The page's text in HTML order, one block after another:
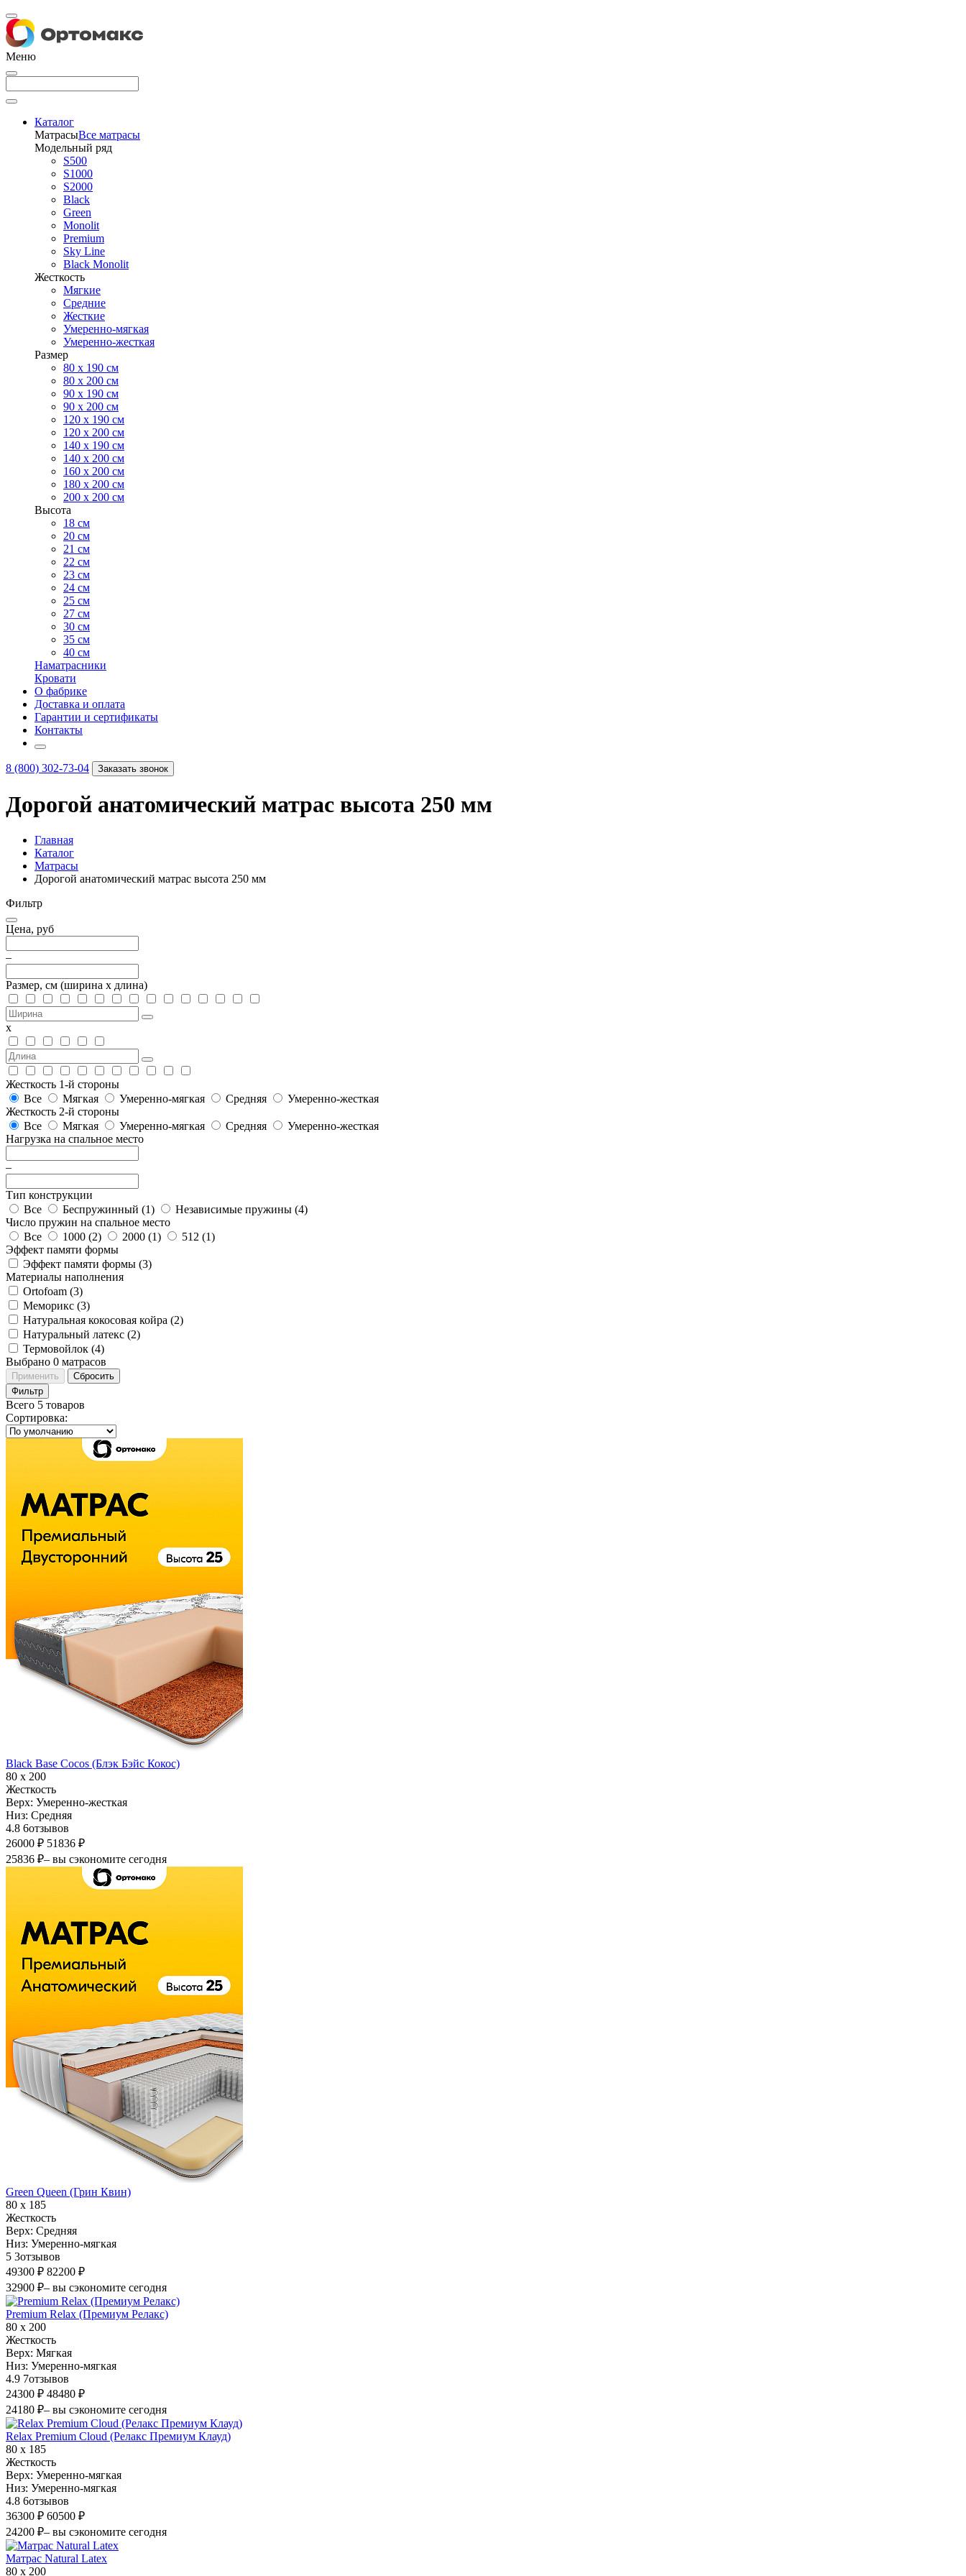
Меню
Каталог
МатрасыВсе матрасы
Модельный ряд
S500
S1000
S2000
Black
Green
Monolit
Premium
Sky Line
Black Monolit
Жесткость
Мягкие
Средние
Жесткие
Умеренно-мягкая
Умеренно-жесткая
Размер
80 х 190 см
80 х 200 см
90 х 190 см
90 х 200 см
120 х 190 см
120 х 200 см
140 х 190 см
140 х 200 см
160 х 200 см
180 х 200 см
200 х 200 см
Высота
18 см
20 см
21 см
22 см
23 см
24 см
25 см
27 см
30 см
35 см
40 см
Наматрасники
Кровати
О фабрике
Доставка и оплата
Гарантии и сертификаты
Контакты
8 (800) 302-73-04 Заказать звонок
Дорогой анатомический матрас высота 250 мм
Главная
Каталог
Матрасы
Дорогой анатомический матрас высота 250 мм
Фильтр
Цена, руб
–
Размер, см (ширина х длина)
х
Жесткость 1-й стороны
Все
Мягкая Умеренно-мягкая Средняя
Умеренно-жесткая
Жесткость 2-й стороны
Все
Мягкая Умеренно-мягкая Средняя
Умеренно-жесткая
Нагрузка на спальное место
–
Тип конструкции
Все
Беспружинный (1) Независимые пружины (4)
Число пружин на спальное место
Все
1000 (2) 2000 (1) 512 (1)
Эффект памяти формы
Эффект памяти формы (3)
Материалы наполнения
Ortofoam (3)
Меморикс (3)
Натуральная кокосовая койра (2)
Натуральный латекс (2)
Термовойлок (4)
Выбрано 0 матрасов
Применить
Сбросить
Фильтр
Всего 5 товаров
Сортировка:
Black Base Cocos (Блэк Бэйс Кокос)
80 х 200
Жесткость
Верх: Умеренно-жесткая
Низ: Средняя
4.8 6отзывов
26000 ₽ 51836 ₽
25836 ₽– вы сэкономите сегодня
Green Queen (Грин Квин)
80 х 185
Жесткость
Верх: Средняя
Низ: Умеренно-мягкая
5 3отзывов
49300 ₽ 82200 ₽
32900 ₽– вы сэкономите сегодня
Premium Relax (Премиум Релакс)
80 х 200
Жесткость
Верх: Мягкая
Низ: Умеренно-мягкая
4.9 7отзывов
24300 ₽ 48480 ₽
24180 ₽– вы сэкономите сегодня
Relax Premium Cloud (Релакс Премиум Клауд)
80 х 185
Жесткость
Верх: Умеренно-мягкая
Низ: Умеренно-мягкая
4.8 6отзывов
36300 ₽ 60500 ₽
24200 ₽– вы сэкономите сегодня
Матрас Natural Latex
80 х 200